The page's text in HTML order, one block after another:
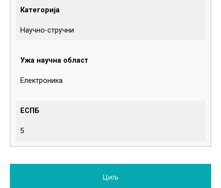
Категорија
Научно-стручни
Ужа научна област
Електроника
ЕСПБ
5
Циљ